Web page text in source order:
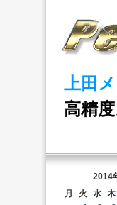
上田
高精
2014
月
火 水 木